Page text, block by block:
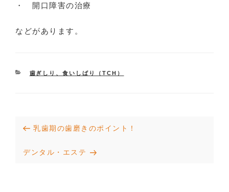
・ 開口障害の治療
などがあります。
CATEGORIES
歯ぎしり、食いしばり（TCH）
投
ナ
Previous
乳歯期の歯磨きのポイント！
Next
デンタル・エステ